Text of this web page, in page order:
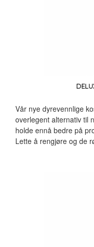
Vår nye dyrevennlige
overlegent alternativ til
holde ennå bedre på
Lette å rengjøre og de